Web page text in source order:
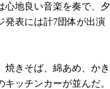
心地良い音楽を奏で、夕
発表には計7団体が出演
きそば、綿あめ、かき
ッチンカーが並んだ。